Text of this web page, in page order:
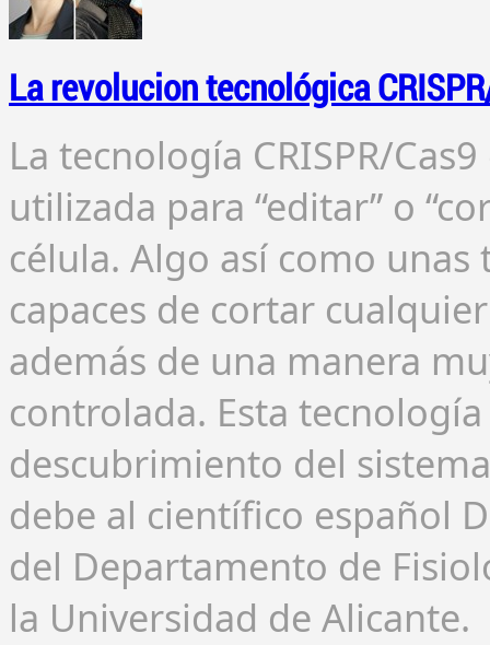
La revolucion tecnológica
La tecnología CRISPR/
utilizada para “editar” o
célula. Algo así como
capaces de cortar
además de una manera
controlada. Esta
descubrimiento del
debe al científico español
del Departamento de
la Universidad de Alicante.